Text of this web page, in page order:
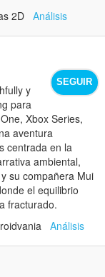
2D Análisis
SEGUIR
y
para
Xbox Series,
aventura
centrada en la
ambiental,
su compañera Mui
el equilibrio
fracturado.
Análisis